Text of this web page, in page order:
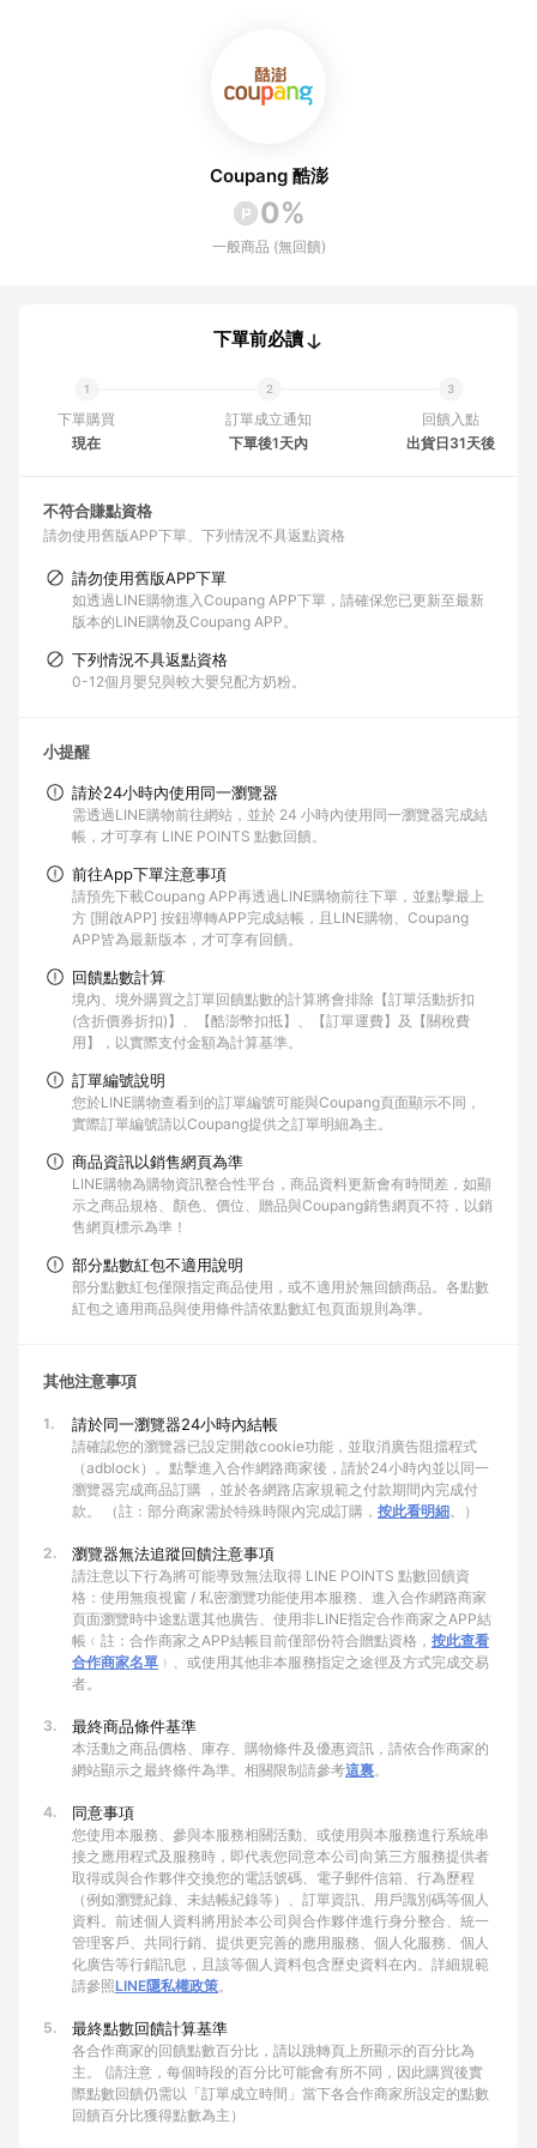
Coupang 酷澎
0%
一般商品 (無回饋)
下單前必讀
下單購買
現在
訂單成立通知
下單後1天內
回饋入點
出貨日31天後
不符合賺點資格
請勿使用舊版APP下單 下列情況不具返點資格
請勿使用舊版APP下單
如透過LINE購物進入Coupang APP下單，請確保您已更新至最新
版本的LINE購物及Coupang APP。
下列情況不具返點資格
0-12個月嬰兒與較大嬰兒配方奶粉。
小提醒
請於24小時內使用同一瀏覽器
需透過LINE購物前往網站，並於 24 小時內使用同一瀏覽器完成結
帳，才可享有 LINE POINTS 點數回饋。
前往App下單注意事項
請預先下載Coupang APP再透過LINE購物前往下單，並點擊最上
方 [開啟APP] 按鈕導轉APP完成結帳，且LINE購物、Coupang
APP皆為最新版本，才可享有回饋。
回饋點數計算
境內、境外購買之訂單回饋點數的計算將會排除【訂單活動折扣
(含折價券折扣)】、【酷澎幣扣抵】、【訂單運費】及【關稅費
用】，以實際支付金額為計算基準。
訂單編號說明
您於LINE購物查看到的訂單編號可能與Coupang頁面顯示不同，
實際訂單編號請以Coupang提供之訂單明細為主。
商品資訊以銷售網頁為準
LINE購物為購物資訊整合性平台，商品資料更新會有時間差，如顯
示之商品規格、顏色、價位、贈品與Coupang銷售網頁不符，以銷
售網頁標示為準！
部分點數紅包不適用說明
部分點數紅包僅限指定商品使用，或不適用於無回饋商品。各點數
紅包之適用商品與使用條件請依點數紅包頁面規則為準。
其他注意事項
1. 請於同一瀏覽器24小時內結帳
請確認您的瀏覽器已設定開啟cookie功能，並取消廣告阻擋程式
（adblock）。點擊進入合作網路商家後，請於24小時內並以同一
瀏覽器完成商品訂購 ，並於各網路店家規範之付款期間內完成付
款。 （註：部分商家需於特殊時限內完成訂購， 按此看明細。）
2. 瀏覽器無法追蹤回饋注意事項
請注意以下行為將可能導致無法取得 LINE POINTS 點數回饋資
格：使用無痕視窗 / 私密瀏覽功能使用本服務、進入合作網路商家
頁面瀏覽時中途點選其他廣告、使用非LINE指定合作商家之APP結
帳﹙註：合作商家之APP結帳目前僅部份符合贈點資格， 按此查看
合作商家名單 ﹚、或使用其他非本服務指定之途徑及方式完成交易
者。
3. 最終商品條件基準
本活動之商品價格、庫存、購物條件及優惠資訊，請依合作商家的
網站顯示之最終條件為準。相關限制請參考這裏。
4. 同意事項
您使用本服務、參與本服務相關活動、或使用與本服務進行系統串
接之應用程式及服務時，即代表您同意本公司向第三方服務提供者
取得或與合作夥伴交換您的電話號碼、電子郵件信箱、行為歷程
（例如瀏覽紀錄、未結帳紀錄等）、訂單資訊、用戶識別碼等個人
資料。前述個人資料將用於本公司與合作夥伴進行身分整合、統一
管理客戶、共同行銷、提供更完善的應用服務、個人化服務、個人
化廣告等行銷訊息，且該等個人資料包含歷史資料在內。詳細規範
請參照LINE隱私權政策。
5. 最終點數回饋計算基準
各合作商家的回饋點數百分比，請以跳轉頁上所顯示的百分比為
主。 (請注意，每個時段的百分比可能會有所不同，因此購買後實
際點數回饋仍需以「訂單成立時間」當下各合作商家所設定的點數
回饋百分比獲得點數為主）